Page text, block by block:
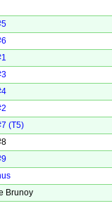
(T5)
Brunoy